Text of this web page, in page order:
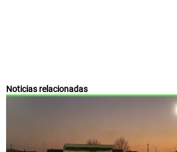
Noticias relacionadas